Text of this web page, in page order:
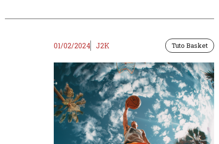
01/02/2024 J2K Tuto Basket